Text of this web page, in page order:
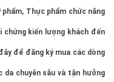
Thực phẩm chức năng
chứng kiến lượng khách đến
để đăng ký mua các dòng
da chuyên sâu và tận hưởng